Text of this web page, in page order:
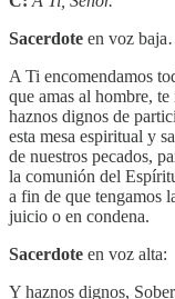
Sacerdote en voz
A Ti encomendamos
que amas al hombre,
haznos dignos de
esta mesa espiritual y
de nuestros pecados,
la comunión del
a fin de que tengamos
juicio o en condena.
Sacerdote en voz alta:
Y haznos dignos,